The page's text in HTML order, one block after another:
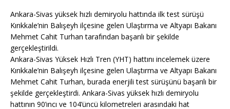
Ankara-Sivas yüksek hızlı demiryolu hattında ilk test sürüşü
Kırıkkale’nin Balışeyh ilçesine gelen Ulaştırma ve Altyapı Bakanı
Mehmet Cahit Turhan tarafından başarılı bir şekilde
gerçekleştirildi.
Ankara-Sivas Yüksek Hızlı Tren (YHT) hattını incelemek üzere
Kırıkkale’nin Balışeyh ilçesine gelen Ulaştırma ve Altyapı Bakanı
Mehmet Cahit Turhan, burada enerjili test sürüşünü başarılı bir
şekilde gerçekleştirdi. Ankara-Sivas yüksek hızlı demiryolu
hattının 90’ıncı ve 104’üncü kilometreleri arasındaki hat